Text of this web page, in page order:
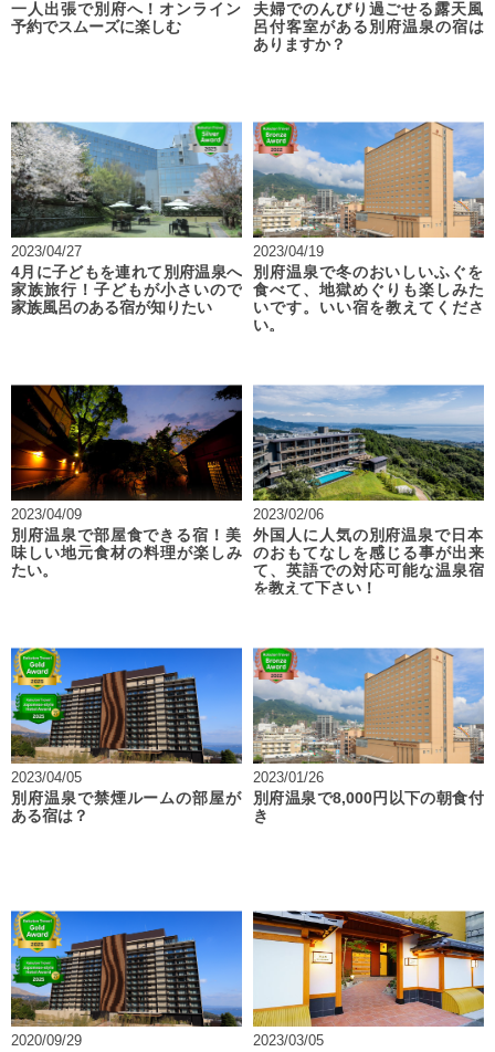
一人出張で別府へ！オンライン
予約でスムーズに楽しむ
夫婦でのんびり過ごせる露天風
呂付客室がある別府温泉の宿は
ありますか？
2023/04/27
4月に子どもを連れて別府温泉へ
家族旅行！子どもが小さいので
家族風呂のある宿が知りたい
2023/04/19
別府温泉で冬のおいしいふぐを
食べて、地獄めぐりも楽しみた
いです。いい宿を教えてくださ
い。
2023/04/09
別府温泉で部屋食できる宿！美
味しい地元食材の料理が楽しみ
たい。
2023/02/06
外国人に人気の別府温泉で日本
のおもてなしを感じる事が出来
て、英語での対応可能な温泉宿
を教えて下さい！
2023/04/05
別府温泉で禁煙ルームの部屋が
ある宿は？
2023/01/26
別府温泉で8,000円以下の朝食付
き
2020/09/29
2023/03/05